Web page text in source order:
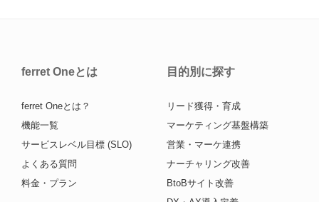
ferret Oneとは
ferret Oneとは？
機能一覧
サービスレベル目標 (SLO)
よくある質問
料金・プラン
目的別に探す
リード獲得・育成
マーケティング基盤構築
営業・マーケ連携
ナーチャリング改善
BtoBサイト改善